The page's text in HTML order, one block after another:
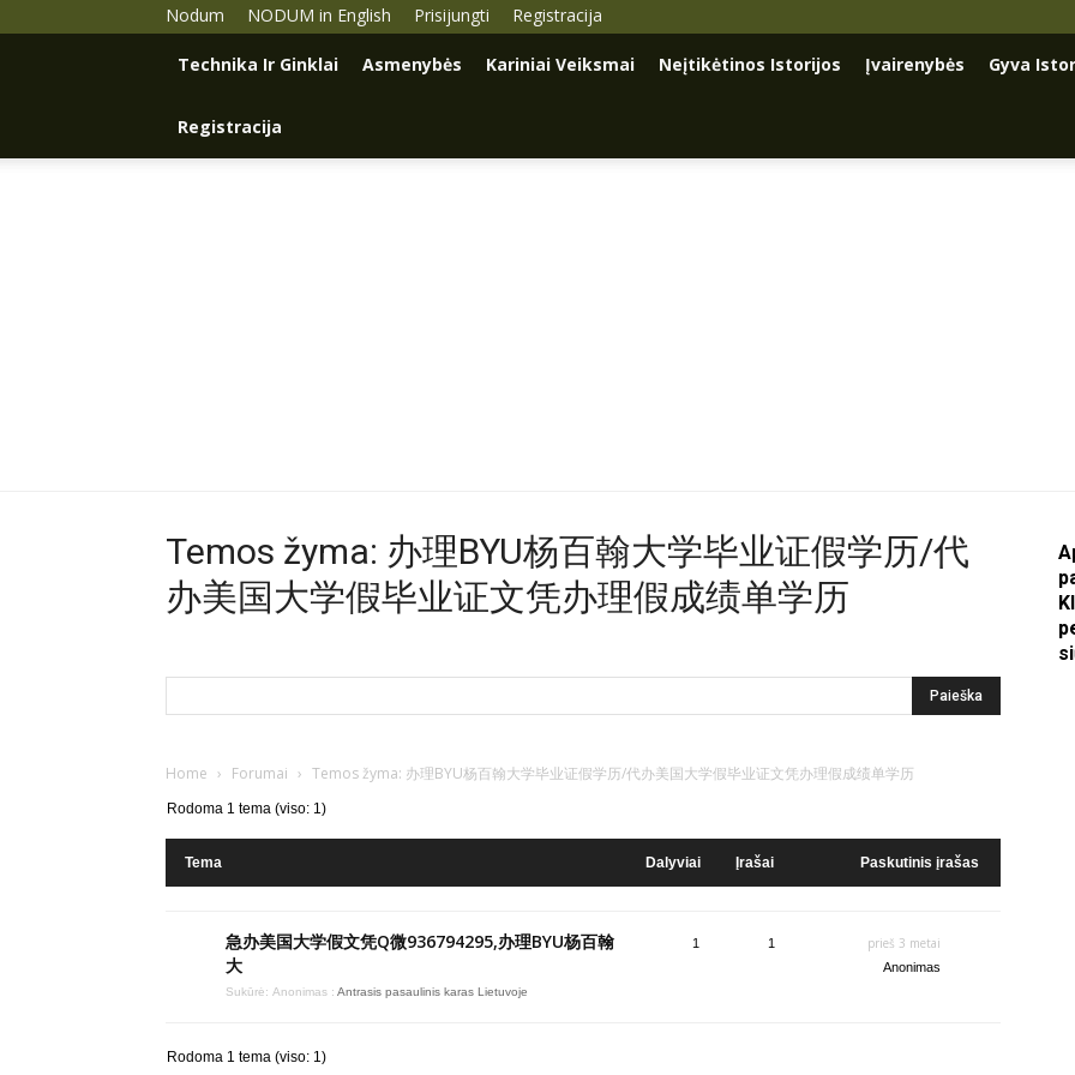
Nodum NODUM in English Prisijungti Registracija
Technika Ir Ginklai Asmenybės Kariniai Veiksmai Neįtikėtinos Istorijos Įvairenybės Gyva
Registracija
Apkasai.lt
Temos žyma: 办理BYU杨百翰大学毕业证假学历/代
办美国大学假毕业证文凭办理假成绩单学历
Home › Forumai › Temos žyma: 办理BYU杨百翰大学毕业证假学历/代办美国大学假毕业证文凭办理假成绩单学历
Rodoma 1 tema (viso: 1)
Tema Dalyviai Įrašai Paskutinis įrašas
急办美国大学假文凭Q微936794295,办理BYU杨百翰
大
Sukūrė: Anonimas : Antrasis pasaulinis karas Lietuvoje
1 1 prieš 3 metai
Anonimas
Rodoma 1 tema (viso: 1)